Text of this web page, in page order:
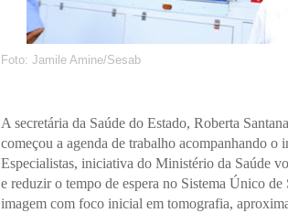
Foto: Jamile Amine/Sesab
A secretária da Saúde do Estado, Roberta
começou a agenda de trabalho acompanhando
Especialistas, iniciativa do Ministério da Saúde
e reduzir o tempo de espera no Sistema Único
imagem com foco inicial em tomografia,